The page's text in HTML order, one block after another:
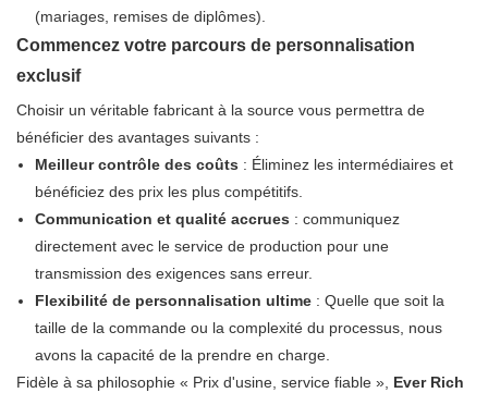
(mariages, remises de diplômes).
Commencez votre parcours de personnalisation
exclusif
Choisir un véritable fabricant à la source vous permettra de
bénéficier des avantages suivants :
Meilleur contrôle des coûts : Éliminez les intermédiaires et
bénéficiez des prix les plus compétitifs.
Communication et qualité accrues : communiquez
directement avec le service de production pour une
transmission des exigences sans erreur.
Flexibilité de personnalisation ultime: Quelle que soit la
taille de la commande ou la complexité du processus, nous
avons la capacité de la prendre en charge.
Fidèle à sa philosophie « Prix d'usine, service fiable », Ever Rich